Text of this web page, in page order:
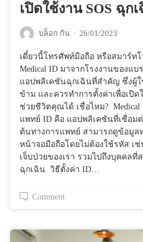
เปิดใช้งาน SOS ฉุก
บล็อก กัน · 26/01/2023
เดี๋ยวนี้โทรศัพท์มือถือ หรือสมาร์ท
Medical ID มาจากโรงงานของแ
แอปพลิเคชันฉุกเฉินที่สำคัญ ซึ่งผู้
ข้าม และควรทำการตั้งค่าเพื่อเปิ
ช่วยชีวิตคุณได้ เชื่อไหม? Medical
แพทย์ ID คือ แอปพลิเคชันที่เชื่อม
ต้นทางการแพทย์ สามารถดูข้อมูล
หน้าจอมือถือโดยไม่ต้องใช้รหัส เ
เจ็บป่วยของเรา รวมไปถึงบุคคล
ฉุกเฉิน วิธีตั้งค่า ID…
Comment